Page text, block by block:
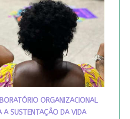
ORGANIZACIONAL
A SUSTENTAÇÃO DA VIDA